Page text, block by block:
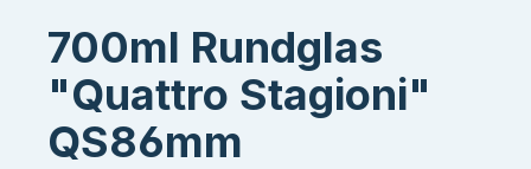
700ml Rundglas
"Quattro Stagioni"
QS86mm